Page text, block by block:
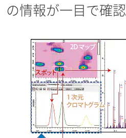
の情報が一目で確認